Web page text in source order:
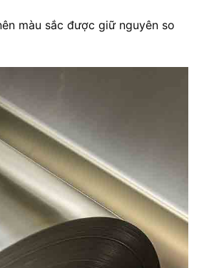
màu sắc được giữ nguyên so